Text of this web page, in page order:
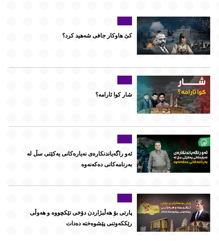
کێ هاوکار جافی شەهید کرد؟
شار کوا ئارامە؟
ئەو راگەیاندنکارەی نەیارەکانی یەکێتی سڵ لە
بەرنامەکانی دەکەنەوە
پارتی بۆ هەڵبژاردن دۆخی تێكچووە و هەوڵی
رێككەوتنی پێشوەختە دەدات